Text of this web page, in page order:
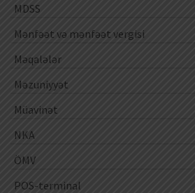
MDSS
Mənfəət və mənfəət vergisi
Məqalələr
Məzuniyyət
Müavinət
NKA
ÖMV
POS-terminal